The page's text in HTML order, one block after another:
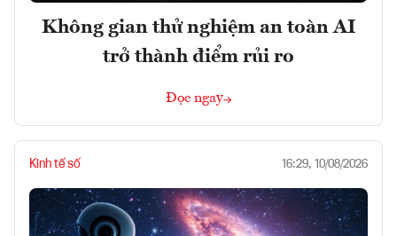
Không gian thử nghiệm an toàn AI
trở thành điểm rủi ro
Đọc ngay
Kinh tế số 16:29, 10/08/2026